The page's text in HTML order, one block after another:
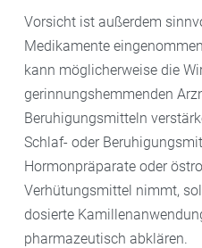
Vorsicht ist außerdem
Medikamente
kann möglicherweise die
gerinnungshemmenden
Beruhigungsmitteln
Schlaf- oder
Hormonpräparate oder
Verhütungsmittel nimmt,
dosierte
pharmazeutisch abklären.